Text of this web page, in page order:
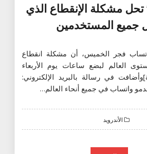
مشكلة الإنقطاع الذي
جميع المستخدمين
فجر الخميس، أن مشكلة انقطاع
العالم لبضع ساعات يوم الأربعاء
انتهت. [ads336]وأضافت في رسالة بالبريد الإلكتروني:
واتساب في جميع أنحاء العالم…
الأندرويد